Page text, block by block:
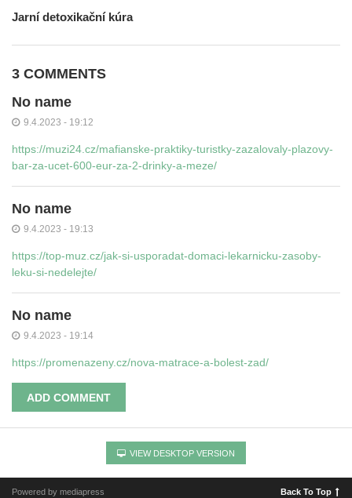
Jarní detoxikační kúra
3 COMMENTS
No name
9.4.2023 - 19:12
https://muzi24.cz/mafianske-praktiky-turistky-zazalovaly-plazovy-
bar-za-ucet-600-eur-za-2-drinky-a-meze/
No name
9.4.2023 - 19:13
https://top-muz.cz/jak-si-usporadat-domaci-lekarnicku-zasoby-
leku-si-nedelejte/
No name
9.4.2023 - 19:14
https://promenazeny.cz/nova-matrace-a-bolest-zad/
ADD COMMENT
VIEW DESKTOP VERSION
Powered by mediapress Back To Top